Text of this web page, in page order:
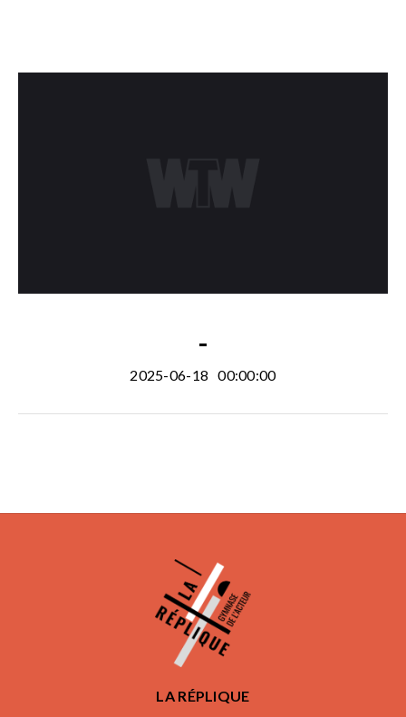
-
2025-06-18 00:00:00
LA RÉPLIQUE